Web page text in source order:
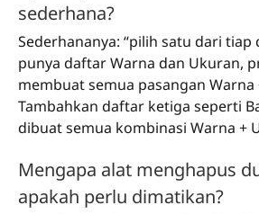
sederhana?
Sederhananya: “pilih satu dari tiap
punya daftar Warna dan Ukuran,
membuat semua pasangan Warna
Tambahkan daftar ketiga seperti
dibuat semua kombinasi Warna +
Mengapa alat menghapus
apakah perlu dimatikan?